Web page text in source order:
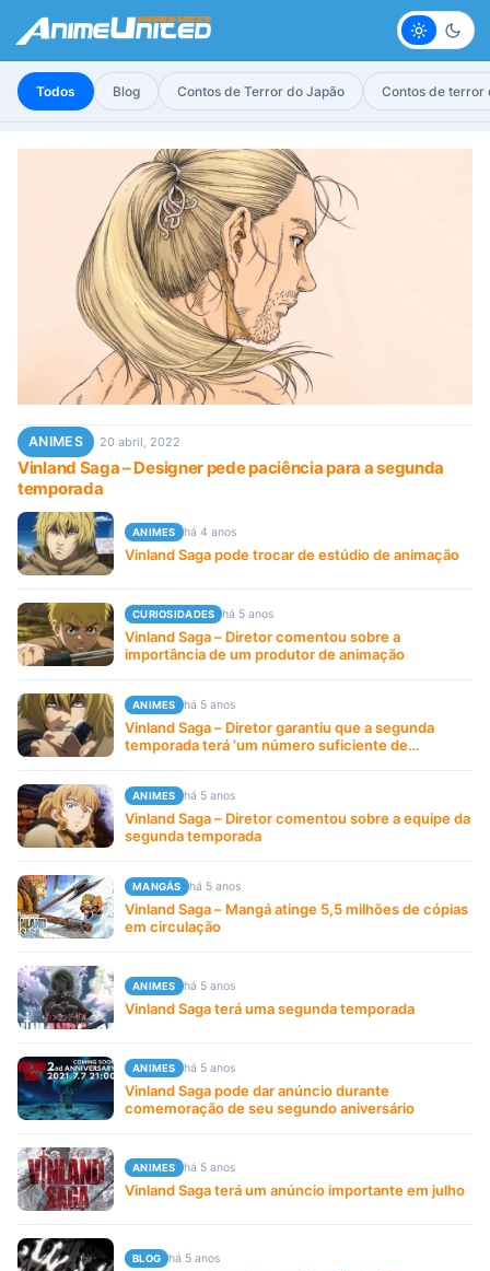
Claro
Todos Blog Contos de Terror do Japão Contos de terror
ANIMES 20 abril, 2022
Vinland Saga – Designer pede paciência para a segunda
temporada
ANIMES há 4 anos
Vinland Saga pode trocar de estúdio de animação
CURIOSIDADES há 5 anos
Vinland Saga – Diretor comentou sobre a
importância de um produtor de animação
ANIMES há 5 anos
Vinland Saga – Diretor garantiu que a segunda
temporada terá ‘um número suficiente de
ANIMES há 5 anos
Vinland Saga – Diretor comentou sobre a equipe da
segunda temporada
MANGÁS há 5 anos
Vinland Saga – Mangá atinge 5,5 milhões de cópias
em circulação
ANIMES há 5 anos
Vinland Saga terá uma segunda temporada
ANIMES há 5 anos
Vinland Saga pode dar anúncio durante
comemoração de seu segundo aniversário
ANIMES há 5 anos
Vinland Saga terá um anúncio importante em julho
BLOG há 5 anos